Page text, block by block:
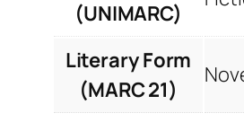
(UNIMARC)
Literary Form
(MARC 21)